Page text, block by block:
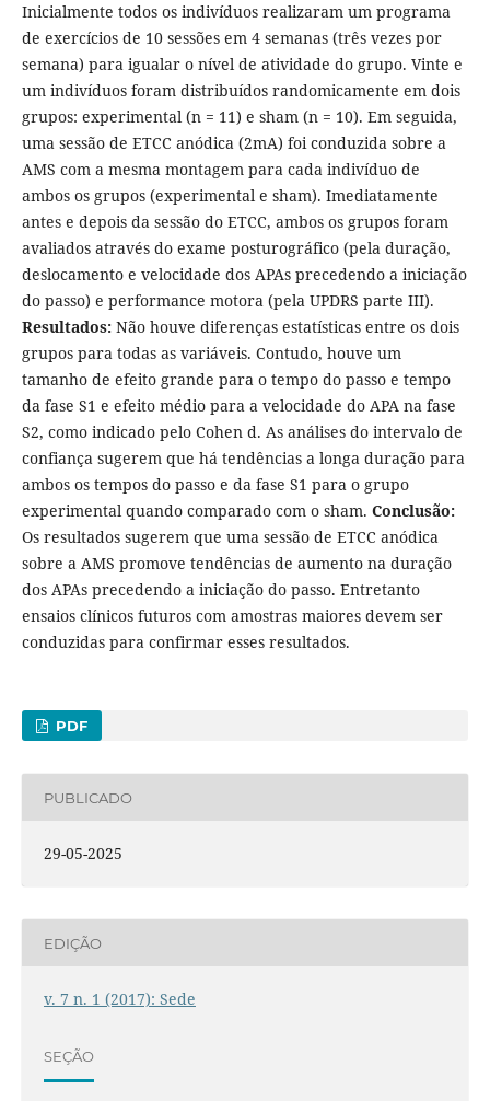
Inicialmente todos os indivíduos realizaram um programa
de exercícios de 10 sessões em 4 semanas (três vezes por
semana) para igualar o nível de atividade do grupo. Vinte e
um indivíduos foram distribuídos randomicamente em dois
grupos: experimental (n = 11) e sham (n = 10). Em seguida,
uma sessão de ETCC anódica (2mA) foi conduzida sobre a
AMS com a mesma montagem para cada indivíduo de
ambos os grupos (experimental e sham). Imediatamente
antes e depois da sessão do ETCC, ambos os grupos foram
avaliados através do exame posturográfico (pela duração,
deslocamento e velocidade dos APAs precedendo a iniciação
do passo) e performance motora (pela UPDRS parte III).
Resultados:Não houve diferenças estatísticas entre os dois
grupos para todas as variáveis. Contudo, houve um
tamanho de efeito grande para o tempo do passo e tempo
da fase S1 e efeito médio para a velocidade do APA na fase
S2, como indicado pelo Cohen d. As análises do intervalo de
confiança sugerem que há tendências a longa duração para
ambos os tempos do passo e da fase S1 para o grupo
experimental quando comparado com o sham. Conclusão:
Os resultados sugerem que uma sessão de ETCC anódica
sobre a AMS promove tendências de aumento na duração
dos APAs precedendo a iniciação do passo. Entretanto
ensaios clínicos futuros com amostras maiores devem ser
conduzidas para confirmar esses resultados.
PDF
PUBLICADO
29-05-2025
EDIÇÃO
v. 7 n. 1 (2017): Sede
SEÇÃO